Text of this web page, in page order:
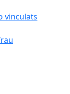
vinculats